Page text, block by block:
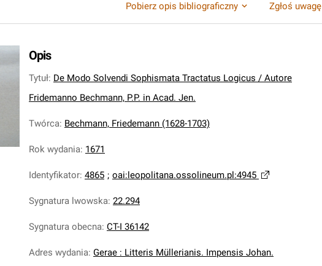
Pobierz opis bibliograficzny
Zgłoś uwagę
Opis
Tytuł: De Modo Solvendi Sophismata Tractatus Logicus / Autore
Fridemanno Bechmann, P.P. in Acad. Jen.
Twórca: Bechmann, Friedemann (1628-1703)
Rok wydania: 1671
Identyfikator: 4865 ; oai:leopolitana.ossolineum.pl:4945
Sygnatura lwowska: 22.294
Sygnatura obecna: CT-I 36142
Adres wydania: Gerae : Litteris Müllerianis. Impensis Johan.